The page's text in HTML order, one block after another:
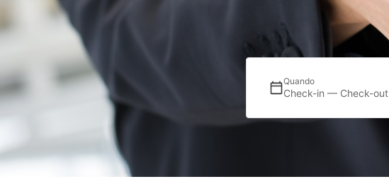
Quando
Check-in — Check-out